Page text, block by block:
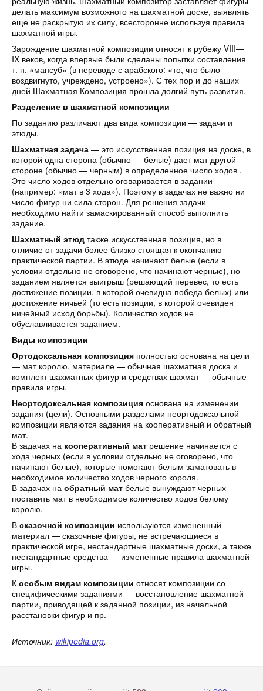
делать максимум возможного на шахматной доске, выявлять
еще не раскрытую их силу, всесторонне используя правила
шахматной игры.
Зарождение шахматной композиции относят к рубежу VIII—
IX веков, когда впервые были сделаны попытки составления
т. н. «мансуб» (в переводе с арабского: «то, что было
воздвигнуто, учреждено, устроено»). С тех пор и до наших
дней Шахматная Композиция прошла долгий путь развития.
Разделение в шахматной композиции
По заданию различают два вида композиции — задачи и
этюды.
Шахматная задача — это искусственная позиция на доске, в
которой одна сторона (обычно — белые) дает мат другой
стороне (обычно — черным) в определенное число ходов .
Это число ходов отдельно оговаривается в задании
(например: «мат в 3 хода»). Поэтому в задачах не важно ни
число фигур ни сила сторон. Для решения задачи
необходимо найти замаскированный способ выполнить
задание.
Шахматный этюд также искусственная позиция, но в
отличие от задачи более близко стоящая к окончанию
практической партии. В этюде начинают белые (если в
условии отдельно не оговорено, что начинают черные), но
заданием является выигрыш (решающий перевес, то есть
достижение позиции, в которой очевидна победа белых) или
достижение ничьей (то есть позиции, в которой очевиден
ничейный исход борьбы). Количество ходов не
обуславливается заданием.
Виды композиции
Ортодоксальная композиция полностью основана на цели
— мат королю, материале — обычная шахматная доска и
комплект шахматных фигур и средствах шахмат — обычные
правила игры.
Неортодоксальная композиция основана на изменении
задания (цели). Основными разделами неортодоксальной
композиции являются задания на кооперативный и обратный
мат.
В задачах на кооперативный мат решение начинается с
хода черных (если в условии отдельно не оговорено, что
начинают белые), которые помогают белым заматовать в
необходимое количество ходов черного короля.
В задачах на обратный мат белые вынуждают черных
поставить мат в необходимое количество ходов белому
королю.
В сказочной композиции используются измененный
материал — сказочные фигуры, не встречающиеся в
практической игре, нестандартные шахматные доски, а также
нестандартные средства — измененные правила шахматной
игры.
К особым видам композиции относят композиции со
специфическими заданиями — восстановление шахматной
партии, приводящей к заданной позиции, из начальной
расстановки фигур и пр.
Источник: wikipedia.org.